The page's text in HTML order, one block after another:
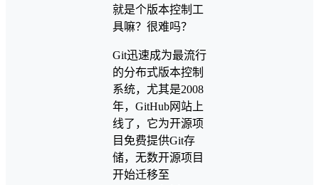
就是个版本控制工
具嘛？很难吗？
Git迅速成为最流行
的分布式版本控制
系统，尤其是2008
年，GitHub网站上
线了，它为开源项
目免费提供Git存
储，无数开源项目
开始迁移至